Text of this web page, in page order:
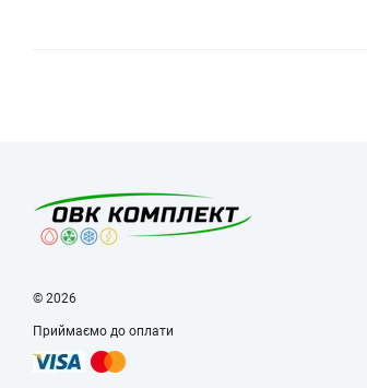
© 2026
Приймаємо до оплати